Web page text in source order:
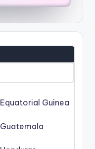
Equatorial Guinea
Guatemala